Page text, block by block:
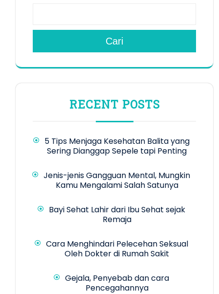
Cari
RECENT POSTS
5 Tips Menjaga Kesehatan Balita yang
Sering Dianggap Sepele tapi Penting
Jenis-jenis Gangguan Mental, Mungkin
Kamu Mengalami Salah Satunya
Bayi Sehat Lahir dari Ibu Sehat sejak
Remaja
Cara Menghindari Pelecehan Seksual
Oleh Dokter di Rumah Sakit
Gejala, Penyebab dan cara
Pencegahannya